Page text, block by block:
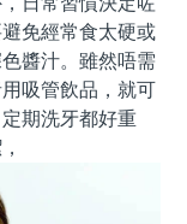
免經常食太硬或
醬汁。雖然唔需
吸管飲品，就可
期洗牙都好重